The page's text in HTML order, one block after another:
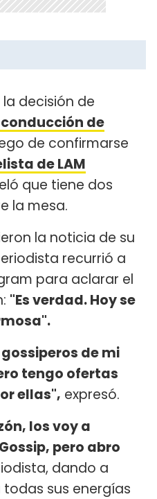
decisión de
de
de confirmarse
de LAM
que tiene dos
la mesa.
la noticia de su
recurrió a
para aclarar el
"Es verdad. Hoy se
de mi
tengo ofertas
ellas", expresó.
los voy a
pero abro
dando a
sus energías